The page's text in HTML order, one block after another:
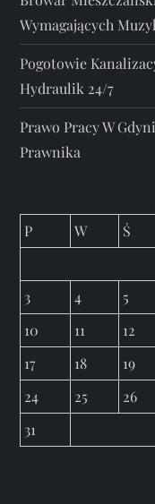
Wymagających
Pogotowie
Hydraulik 24/7
Prawo Pracy W
Prawnika
P
W Ś
3
4 5
10
11 12
17
18 19
24
25 26
31